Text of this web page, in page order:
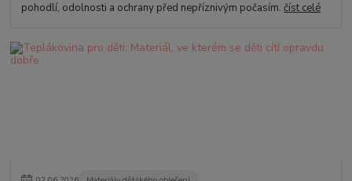
pohodlí, odolnosti a ochrany před nepříznivým počasím.číst celé